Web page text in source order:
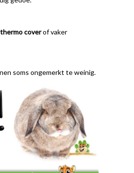
thermo coverof vaker
soms ongemerkt te weinig.